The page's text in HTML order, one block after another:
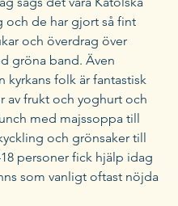
och de har gjort så fint
och överdrag över
gröna band. Även
kyrkans folk är fantastisk
av frukt och yoghurt och
med majssoppa till
och grönsaker till
personer fick hjälp idag
som vanligt oftast nöjda